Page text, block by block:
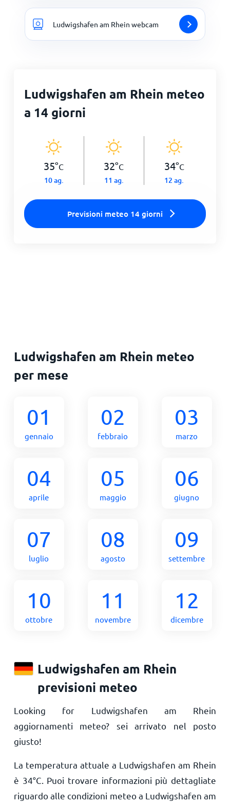
Ludwigshafen am Rhein webcam
Ludwigshafen am Rhein meteo
a 14 giorni
35°C
10 ag.
32°C
11 ag.
34°C
12 ag.
Previsioni meteo 14 giorni
Ludwigshafen am Rhein meteo
per mese
01
gennaio
02
febbraio
03
marzo
04
aprile
05
maggio
06
giugno
07
luglio
08
agosto
09
settembre
10
ottobre
11
novembre
12
dicembre
Ludwigshafen am Rhein
previsioni meteo
Looking for Ludwigshafen am Rhein
aggiornamenti meteo? sei arrivato nel posto
giusto!
La temperatura attuale a Ludwigshafen am Rhein
è 34°C . Puoi trovare informazioni più dettagliate
riguardo alle condizioni meteo a Ludwigshafen am